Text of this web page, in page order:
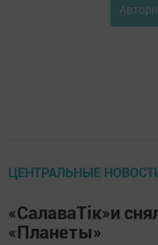
ЦЕНТРАЛЬНЫЕ
«СалаваТік»и
«Планеты»